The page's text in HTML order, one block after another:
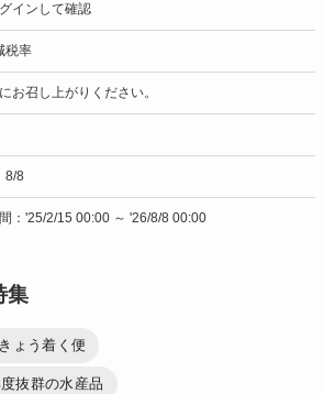
インして確認
税率
お召し上がりください。
8/8
：'25/2/15 00:00 ～ '26/8/8 00:00
集
ょう着く便
抜群の水産品